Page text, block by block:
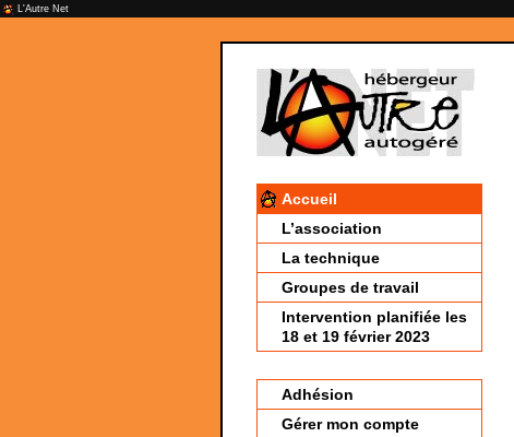
L'Autre Net
Accueil
L’association
La technique
Groupes de travail
Intervention planifiée les
18 et 19 février 2023
Adhésion
Gérer mon compte